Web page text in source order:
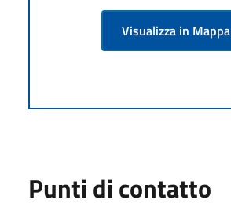
Visualizza in Mappa
Punti di contatto